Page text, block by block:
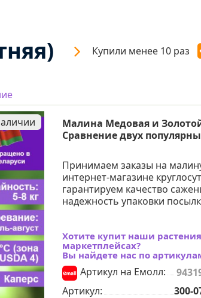
Купили менее 10 раз
Малина Медовая и
Сравнение двух
Принимаем заказы на
интернет-магазине
гарантируем качество
надежность упаковки
Хотите купит наши
маркетплейсах?
Вы найдете нас по
Артикул на Емолл:
Артикул:
300-